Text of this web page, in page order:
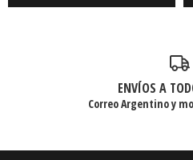
ENVÍOS A
Correo Argentino y